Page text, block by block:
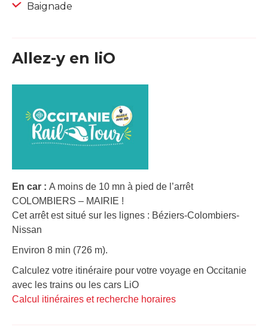
Baignade
Allez-y en liO
En car : A moins de 10 mn à pied de l’arrêt
COLOMBIERS – MAIRIE !
Cet arrêt est situé sur les lignes : Béziers-Colombiers-
Nissan
Environ 8 min (726 m).
Calculez votre itinéraire pour votre voyage en Occitanie
avec les trains ou les cars LiO
Calcul itinéraires et recherche horaires